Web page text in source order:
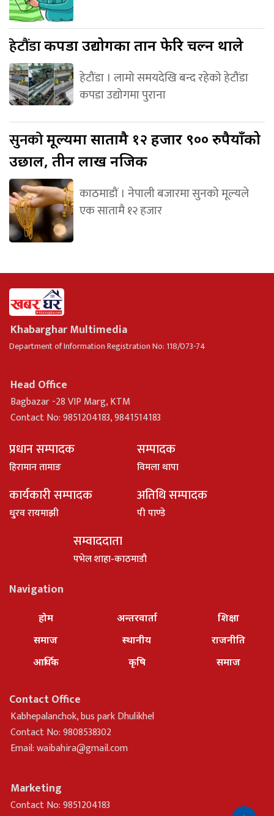
हेटौंडाकपडा उद्योगका तान फेरि चल्न थाले
हेटौंडा । लामो समयदेखि बन्द रहेको हेटौंडा
कपडा उद्योगमा पुराना
सुनकोमूल्यमा सातामै १२ हजार ९०० रुपैयाँको
उछाल, तीन लाख नजिक
काठमाडौं । नेपाली बजारमा सुनको मूल्यले
एक सातामै १२ हजार
Khabarghar Multimedia
Department of Information Registration No: 118/073-74
Head Office
Bagbazar -28 VIP Marg, KTM
Contact No: 9851204183, 9841514183
प्रधान सम्पादक
हिरामान तामाङ
सम्पादक
विमला थापा
कार्यकारी सम्पादक
धु्रव रायमाझी
अतिथि सम्पादक
पी पाण्डे
सम्वाददाता
पभेल शाहा-काठमाडौ
Navigation
होम
समाज
आर्थिक
अन्तरवार्ता
स्थानीय
कृषि
शिक्षा
राजनीति
समाज
Contact Office
Kabhepalanchok, bus park Dhulikhel
Contact No: 9808538302
Email:waibahira@gmail.com
Marketing
Contact No: 9851204183